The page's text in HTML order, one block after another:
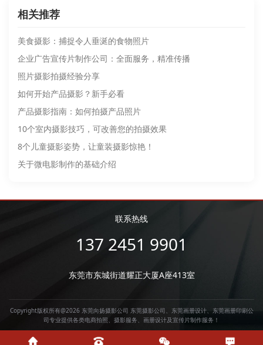
相关推荐
美食摄影：捕捉令人垂涎的食物照片
企业广告宣传片制作公司：全面服务，精准传播
照片摄影拍摄经验分享
如何开始产品摄影？新手必看
产品摄影指南：如何拍摄产品照片
10个室内摄影技巧，可改善您的拍摄效果
8个儿童摄影姿势，让童装摄影惊艳！
关于微电影制作的基础介绍
联系热线
137 2451 9901
东莞市东城街道耀正大厦A座413室
Copyright版权所有@2026 东莞向扬摄影公司 东莞摄影公司、 东莞画册设计、 东莞画册印刷公
司专业提供各类电商拍照、摄影服务、画册设计及宣传片制作服务！